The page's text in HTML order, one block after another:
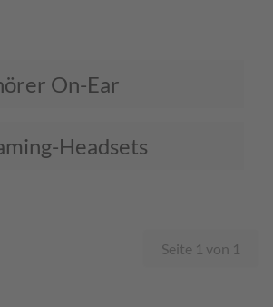
On-Ear
Headsets
Seite 1 von 1